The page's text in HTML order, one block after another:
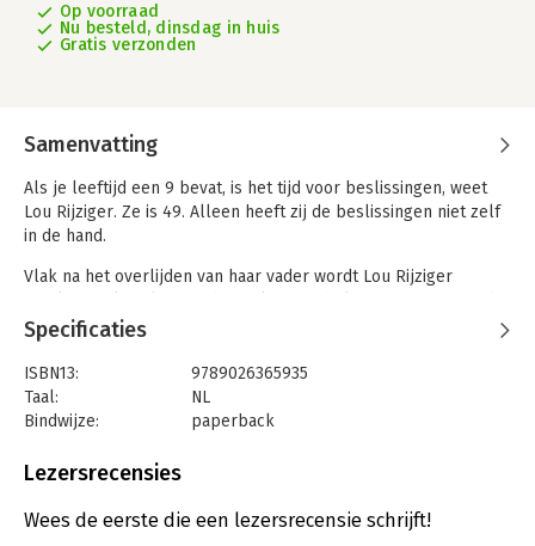
Op voorraad
Nu besteld, dinsdag in huis
Gratis verzonden
Samenvatting
Als je leeftijd een 9 bevat, is het tijd voor beslissingen, weet
Lou Rijziger. Ze is 49. Alleen heeft zij de beslissingen niet zelf
in de hand.
Vlak na het overlijden van haar vader wordt Lou Rijziger
politiek verslaggever was. De chef biedt haar een baantje aan
als opschoner van het necrologieënarchief. Een ondankbare
klus, denkt ze. Maar ze raakt gefascineerd door het genre van
de Posthuma, en komt het laatste verhaal van haar vader op
het spoor. Dat leidt naar Spanje. Met haar kat Broer, de
aan een reis naar het zuiden.
Omdat ik je zie is de LINDA. Lekker Lezen-boekenclubtitel van
het voorjaar 2026 en een absolute leestip voor dit seizoen.
Specificaties
ISBN13:
9789026365935
Taal:
NL
Bindwijze:
paperback
Uitgever:
Verschijningsdatum:
5-3-2026
Lezersrecensies
Wees de eerste die een lezersrecensie schrijft!